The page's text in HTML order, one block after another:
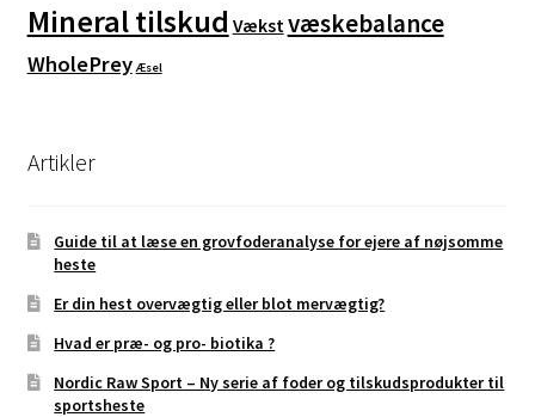
Mineral tilskud Vækstvæskebalance
WholePrey Æsel
Artikler
Guide til at læse en grovfoderanalyse for ejere af nøjsomme
heste
Er din hest overvægtig eller blot mervægtig?
Hvad er præ- og pro- biotika ?
Nordic Raw Sport – Ny serie af foder og tilskudsprodukter til
sportsheste